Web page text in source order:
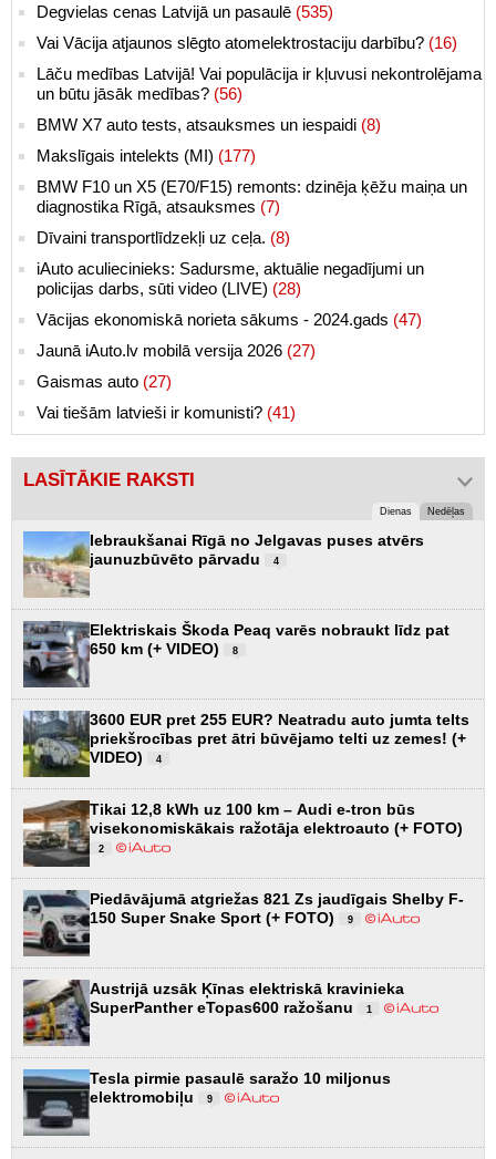
Degvielas cenas Latvijā un pasaulē (535)
Vai Vācija atjaunos slēgto atomelektrostaciju darbību? (16)
Lāču medības Latvijā! Vai populācija ir kļuvusi nekontrolējama
un būtu jāsāk medības? (56)
BMW X7 auto tests, atsauksmes un iespaidi (8)
Makslīgais intelekts (MI) (177)
BMW F10 un X5 (E70/F15) remonts: dzinēja ķēžu maiņa un
diagnostika Rīgā, atsauksmes (7)
Dīvaini transportlīdzekļi uz ceļa. (8)
iAuto aculiecinieks: Sadursme, aktuālie negadījumi un
policijas darbs, sūti video (LIVE) (28)
Vācijas ekonomiskā norieta sākums - 2024.gads (47)
Jaunā iAuto.lv mobilā versija 2026 (27)
Gaismas auto (27)
Vai tiešām latvieši ir komunisti? (41)
LASĪTĀKIE RAKSTI
Dienas Nedēļas
Iebraukšanai Rīgā no Jelgavas puses atvērs
jaunuzbūvēto pārvadu
4
Elektriskais Škoda Peaq varēs nobraukt līdz pat
650 km (+ VIDEO)
8
3600 EUR pret 255 EUR? Neatradu auto jumta telts
priekšrocības pret ātri būvējamo telti uz zemes! (+
VIDEO)
4
Tikai 12,8 kWh uz 100 km – Audi e-tron būs
visekonomiskākais ražotāja elektroauto (+ FOTO)
2
Piedāvājumā atgriežas 821 Zs jaudīgais Shelby F-
150 Super Snake Sport (+ FOTO)
9
Austrijā uzsāk Ķīnas elektriskā kravinieka
SuperPanther eTopas600 ražošanu
1
Tesla pirmie pasaulē saražo 10 miljonus
elektromobiļu
9